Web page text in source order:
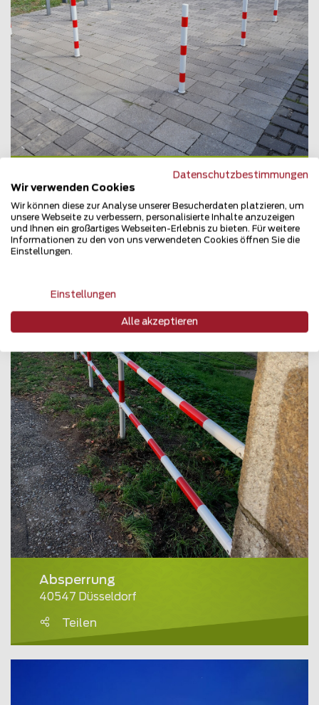
Teilen
Absperrung
40547 Düsseldorf
Teilen
Datenschutzbestimmungen
Wir verwenden Cookies
Wir können diese zur Analyse unserer Besucherdaten platzieren, um
unsere Webseite zu verbessern, personalisierte Inhalte anzuzeigen
und Ihnen ein großartiges Webseiten-Erlebnis zu bieten. Für weitere
Informationen zu den von uns verwendeten Cookies öffnen Sie die
Einstellungen.
Einstellungen
Alle akzeptieren